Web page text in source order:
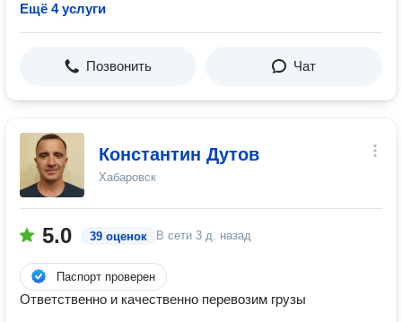
Ещё 4 услуги
Позвонить Чат
Константин Дутов
Хабаровск
5.0 39 оценок В сети 3 д. назад
Паспорт проверен
Ответственно и качественно перевозим грузы